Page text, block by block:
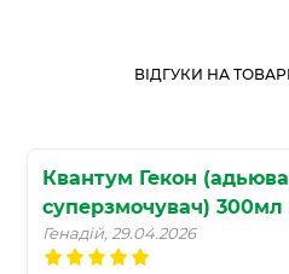
ВІДГУКИ НА
Квантум Гекон
суперзмочувач) 300мл
Генадій, 29.04.2026